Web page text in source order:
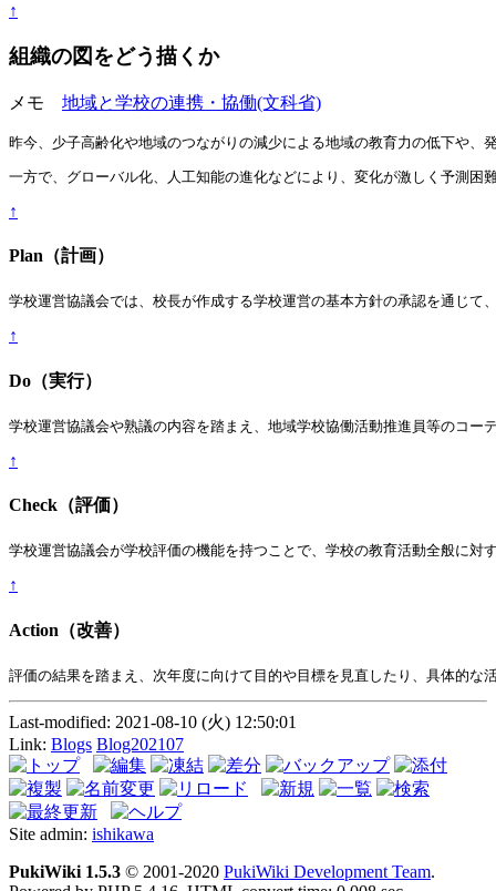
↑
組織の図をどう描くか
メモ 地域と学校の連携・協働(文科省)
昨今、少子高齢化や地域のつながりの減少による地域の教育力の低下や
一方で、グローバル化、人工知能の進化などにより、変化が激しく予測
↑
Plan（計画）
学校運営協議会では、校長が作成する学校運営の基本方針の承認を通じ
↑
Do（実行）
学校運営協議会や熟議の内容を踏まえ、地域学校協働活動推進員等のコ
↑
Check（評価）
学校運営協議会が学校評価の機能を持つことで、学校の教育活動全般に
↑
Action（改善）
評価の結果を踏まえ、次年度に向けて目的や目標を見直したり、具体的
Last-modified: 2021-08-10 (火) 12:50:01
Link: Blogs Blog202107
Site admin: ishikawa
PukiWiki 1.5.3 © 2001-2020 PukiWiki Development Team.